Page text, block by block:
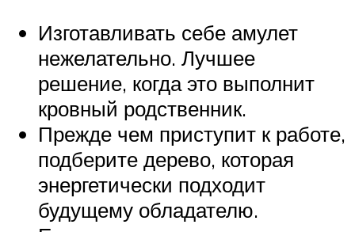
Изготавливать себе амулет
нежелательно. Лучшее
решение, когда это выполнит
кровный родственник.
Прежде чем приступит к работе,
подберите дерево, которая
энергетически подходит
будущему обладателю.